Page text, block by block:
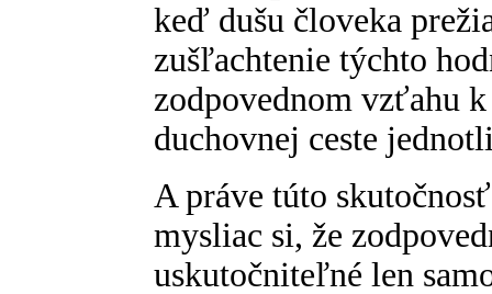
keď dušu človeka
zušľachtenie týchto
zodpovednom vzťahu
duchovnej ceste
A práve túto
mysliac si, že
uskutočniteľné len